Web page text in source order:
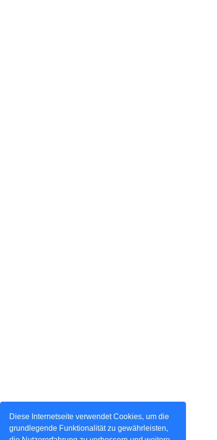
Diese Internetseite verwendet Cookies, um die
grundlegende Funktionalität zu gewährleisten,